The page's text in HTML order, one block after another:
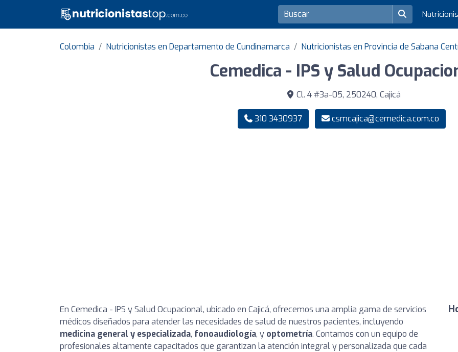
Colombia Nutricionistas en Departamento de Cundinamarca Nutricionistas en Provincia de Sabana
Cemedica - IPS y Salud
Cl. 4 #3a-05, 250240, Cajicá
310 3430937 csmcajica@cemedica.com.co
En Cemedica - IPS y Salud Ocupacional, ubicado en Cajicá, ofrecemos una amplia gama de servicios
médicos diseñados para atender las necesidades de salud de nuestros pacientes, incluyendo
medicina general y especializada, fonoaudiología, y optometría. Contamos con un equipo de
profesionales altamente capacitados que garantizan la atención integral y personalizada que cada